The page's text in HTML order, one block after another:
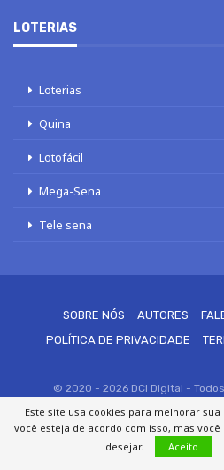
LOTERIAS
Loterias
Quina
Lotofácil
Mega-Sena
Tele sena
SOBRE NÓS AUTORES
POLÍTICA DE PRIVACIDADE
© 2020 - 2026 DCI Digital -
Este site usa cookies para melhorar
você esteja de acordo com isso, mas
desejar.
Aceito